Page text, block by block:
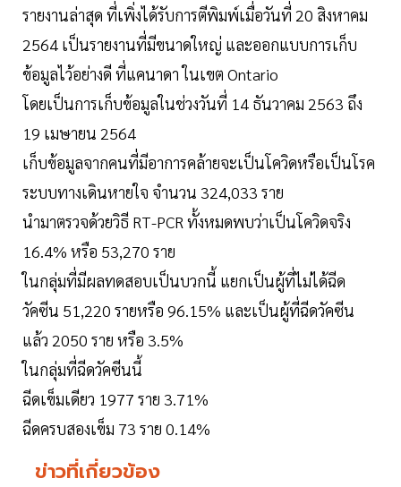
รายงานล่าสุด ที่เพิ่งได้รับการตีพิมพ์เมื่อวันที่ 20 สิงหาคม
2564 เป็นรายงานที่มีขนาดใหญ่ และออกแบบการเก็บ
ข้อมูลไว้อย่างดี ที่แคนาดา ในเขต Ontario
โดยเป็นการเก็บข้อมูลในช่วงวันที่ 14 ธันวาคม 2563 ถึง
19 เมษายน 2564
เก็บข้อมูลจากคนที่มีอาการคล้ายจะเป็นโควิดหรือเป็นโรค
ระบบทางเดินหายใจ จำนวน 324,033 ราย
นำมาตรวจด้วยวิธี RT-PCR ทั้งหมดพบว่าเป็นโควิดจริง
16.4% หรือ 53,270 ราย
ในกลุ่มที่มีผลทดสอบเป็นบวกนี้ แยกเป็นผู้ที่ไม่ได้ฉีด
วัคซีน 51,220 รายหรือ 96.15% และเป็นผู้ที่ฉีดวัคซีน
แล้ว 2050 ราย หรือ 3.5%
ในกลุ่มที่ฉีดวัคซีนนี้
ฉีดเข็มเดียว 1977 ราย 3.71%
ฉีดครบสองเข็ม 73 ราย 0.14%
ข่าวที่เกี่ยวข้อง